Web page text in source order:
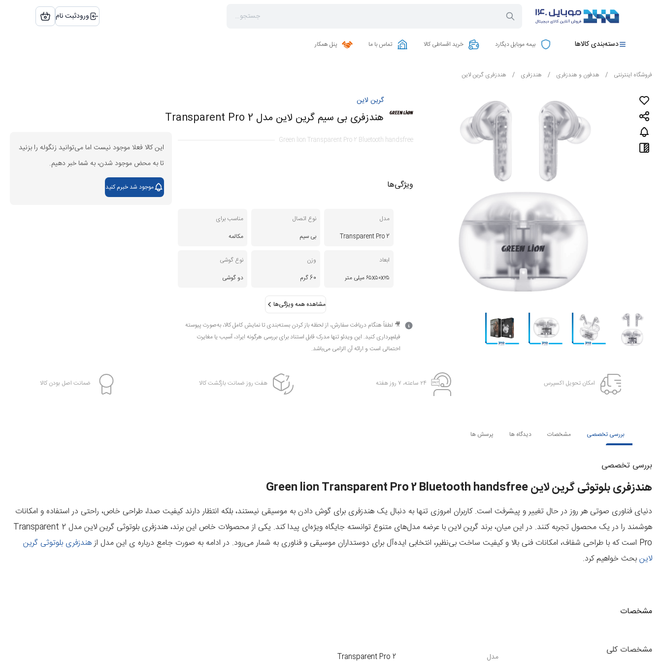
ورودثبت نام
دسته‌بندی کالاها بیمه موبایل دیگارد خرید اقساطی کالا تماس با ما پنل همکار
فروشگاه اینترنتی / هدفون و هندزفری / هندزفری / هندزفری گرین لاین
گرین لاین
هندزفری بی سیم گرین لاین مدل 2 Transparent Pro
Green lion Transparent Pro 2 Bluetooth handsfree
ویژگی‌ها
مدل
2 Transparent Pro
نوع اتصال
بی سیم
مناسب برای
مکالمه
ابعاد
۶۵x۵۰x۲۵ میلی متر
وزن
60 گرم
نوع گوشی
دو گوشی
مشاهده همه ویژگی‌ها
🎥 لطفاً هنگام دریافت سفارش، از لحظه باز کردن بسته‌بندی تا نمایش کامل کالا، به‌صورت پیوسته
فیلم‌برداری کنید. این ویدئو تنها مدرک قابل استناد برای بررسی هرگونه ایراد، آسیب یا مغایرت
احتمالی است و ارائه آن الزامی می‌باشد.
این کالا فعلا موجود نیست اما می‌توانید زنگوله را بزنید
تا به محض موجود شدن، به شما خبر دهیم.
موجود شد خبرم کنید
امکان تحویل اکسپرس ۲۴ ساعته، ۷ روز هفته هفت روز ضمانت بازگشت کالا ضمانت اصل بودن کالا
بررسی تخصصی مشخصات دیدگاه ها پرسش ها
بررسی تخصصی
هندزفری بلوتوثی گرین لاین Green lion Transparent Pro 2 Bluetooth handsfree
دنیای فناوری صوتی هر روز در حال تغییر و پیشرفت است. کاربران امروزی تنها به دنبال یک هندزفری برای گوش دادن به موسیقی نیستند، بلکه انتظار دارند کیفیت صدا، طراحی خاص، راحتی در استفاده و امکانات
هوشمند را در یک محصول تجربه کنند. در این میان، برند گرین لاین با عرضه مدل‌های متنوع توانسته جایگاه ویژه‌ای پیدا کند. یکی از محصولات خاص این برند،
هندزفری بلوتوثی گرین لاین مدل 2 Transparent
Pro است که با طراحی شفاف، امکانات فنی بالا و کیفیت ساخت بی‌نظیر، انتخابی ایده‌آل برای دوستداران موسیقی و فناوری به شمار می‌رود. در ادامه به صورت جامع درباره ی این مدل ازهندزفری بلوتوثی گرین
لاینبحث خواهیم کرد.
معرفی هندزفری بلوتوثی گرین لاین مدل 2 Transparent Pro
مشخصات
مشخصات کلی
مدل 2 Transparent Pro